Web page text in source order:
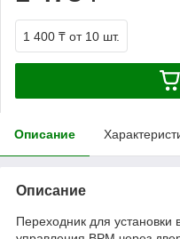
1 400 ₸ от 10 шт.
Описание
Описание
Переходник для установки